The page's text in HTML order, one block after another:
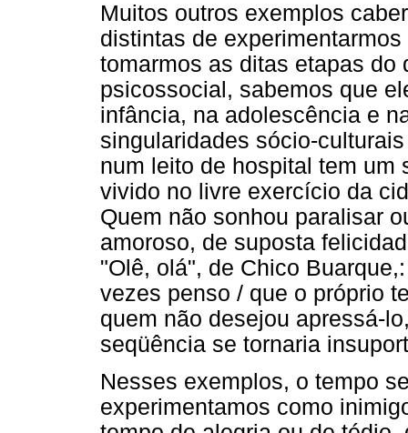
Muitos outros exemplos
distintas de
tomarmos as ditas etapas
psicossocial, sabemos que
infância, na adolescência e
singularidades sócio-
num leito de hospital tem um
vivido no livre exercício da
Quem não sonhou paralisar
amoroso, de suposta
"Olê, olá", de Chico
vezes penso / que o próprio
quem não desejou apressá-
seqüência se tornaria
Nesses exemplos, o tempo
experimentamos como